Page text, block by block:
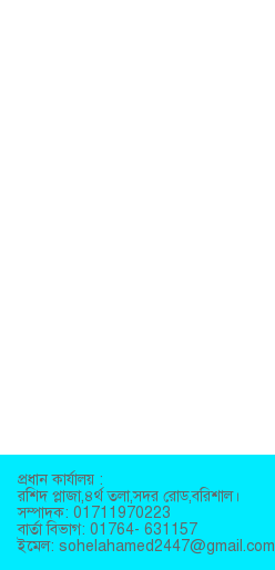
প্রধান কার্যালয় :
রশিদ প্লাজা,৪র্থ তলা,সদর রোড,বরিশাল।
সম্পাদক: 01711970223
বার্তা বিভাগ: 01764- 631157
ইমেল: sohelahamed2447@gmail.com